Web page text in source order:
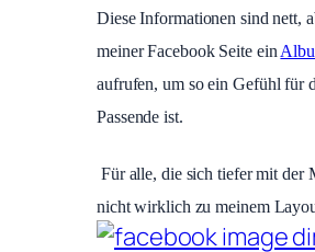
Diese Informationen sind nett,
meiner Facebook Seite ein
aufrufen, um so ein Gefühl für
Passende ist.
Für alle, die sich tiefer mit der
nicht wirklich zu meinem